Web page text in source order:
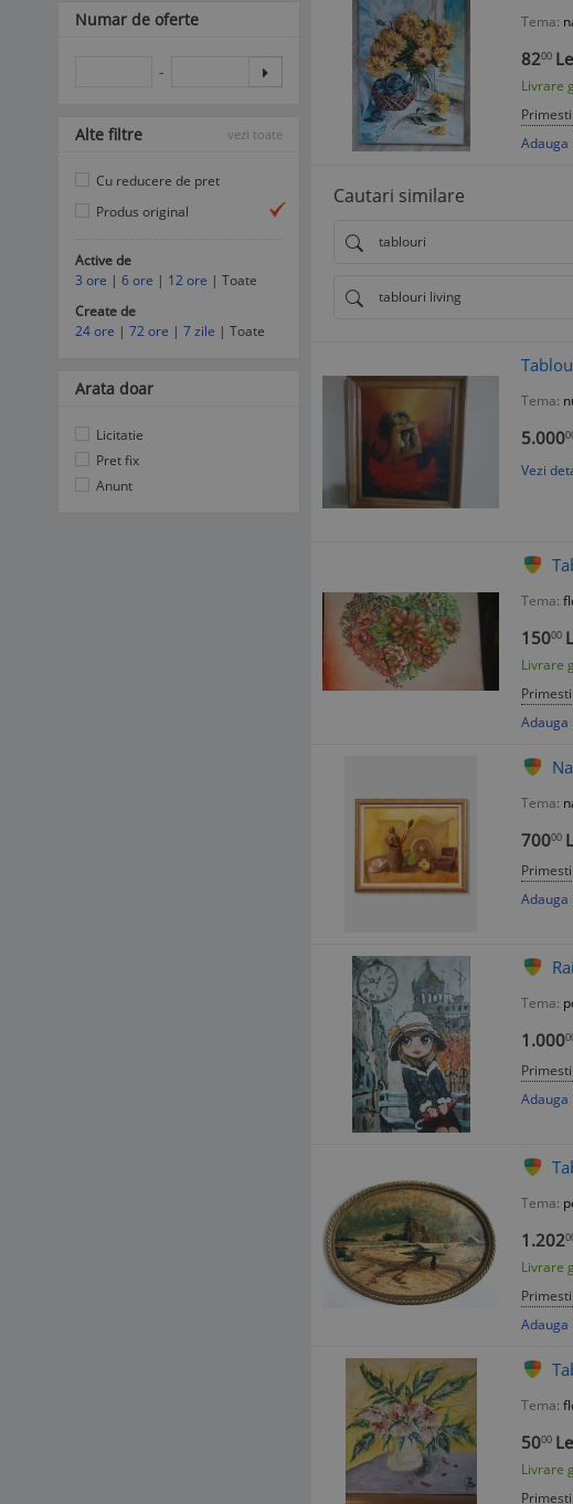
Tema:
8200
Livrare
Cautari similare
tablouri
tablouri living
Tema:
5.000
Vezi
Tema:
15000
Livrare
Tema:
70000
Tema:
1.000
Tema:
1.202
Livrare
Tema:
5000
Livrare
Numar de oferte
-
Alte filtre vezi toate
Cu reducere de pret
Produs original
Active de
3 ore | 6 ore | 12 ore | Toate
Create de
24 ore | 72 ore | 7 zile | Toate
Arata doar
Licitatie
Pret fix
Anunt